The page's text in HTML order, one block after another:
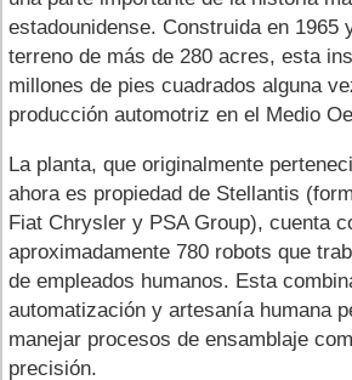
estadounidense. Construida en 1965
terreno de más de 280 acres, esta
millones de pies cuadrados alguna
producción automotriz en el Medio
La planta, que originalmente
ahora es propiedad de Stellantis
Fiat Chrysler y PSA Group), cuenta
aproximadamente 780 robots que
de empleados humanos. Esta
automatización y artesanía humana
manejar procesos de ensamblaje
precisión.